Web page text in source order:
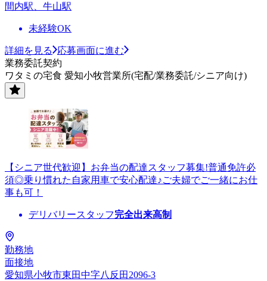
間内駅、牛山駅
未経験OK
詳細を見る
応募画面に進む
業務委託契約
ワタミの宅食 愛知小牧営業所(宅配/業務委託/シニア向け)
【シニア世代歓迎】お弁当の配達スタッフ募集!普通免許必
須◎乗り慣れた自家用車で安心配達♪ご夫婦でご一緒にお仕
事も可！
デリバリースタッフ完全出来高制
勤務地
面接地
愛知県小牧市東田中字八反田2096-3